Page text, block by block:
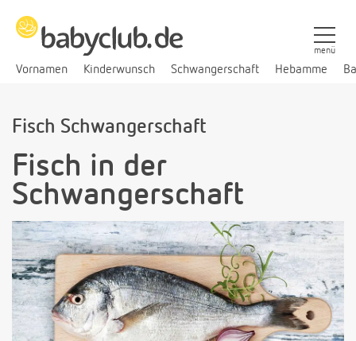
Vornamen Kinderwunsch Schwangerschaft Hebamme
menü
Fisch Schwangerschaft
Fisch in der
Schwangerschaft